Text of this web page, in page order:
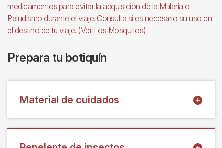
medicamentos para evitar la adquisición de la Malaria o
Paludismo durante el viaje. Consulta si es necesario su uso en
el destino de tu viaje. (Ver Los Mosquitos)
Prepara tu botiquín
Material de cuidados